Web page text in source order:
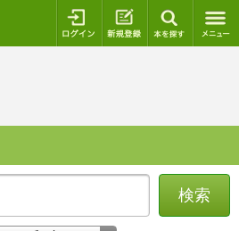
ログイン 新規登録
検索